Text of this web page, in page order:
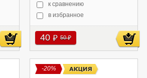
к сравнению
в избранное
40 руб 50руб
-20%